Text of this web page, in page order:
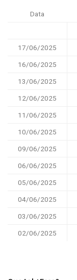
Data
17/06/2025
16/06/2025
13/06/2025
12/06/2025
11/06/2025
10/06/2025
09/06/2025
06/06/2025
05/06/2025
04/06/2025
03/06/2025
02/06/2025